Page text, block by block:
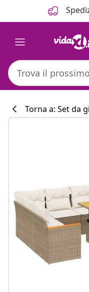
Torna a: Set da